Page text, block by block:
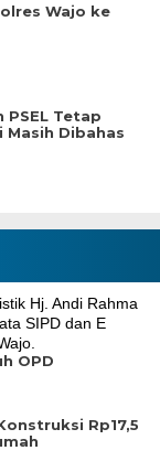
Wajo ke
Tetap
Masih Dibahas
OPD
Rp17,5